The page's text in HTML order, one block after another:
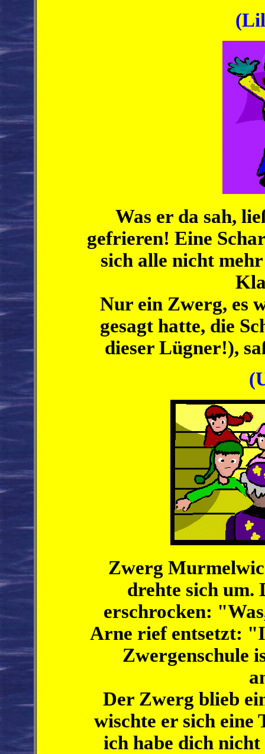
Was er da sah,
gefrieren! Eine
sich alle nicht
Nur ein Zwerg, es
gesagt hatte, die
dieser Lügner!),
Zwerg
drehte sich um.
erschrocken:
Arne rief entsetzt:
Zwergenschule
Der Zwerg blieb
wischte er sich
ich habe dich nicht